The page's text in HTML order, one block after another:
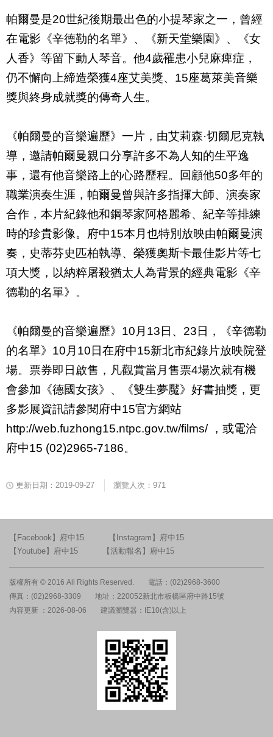
帕爾曼是20世紀後期最出色的小提琴家之一，曾經
在電影《辛德勒的名單》、《新天堂樂園》、《女
人香》等留下動人琴音。他4歲罹患小兒麻痺症，
仍不懈向上締造榮獲4座艾美獎、 15座葛萊美音樂
獎與終身成就獎的傳奇人生。
《帕爾曼的音樂遍歷》一片，由艾莉森·切爾尼克執
導，邀請帕爾曼親口分享許多不為人知的生平逸
事，還有他音樂路上的心路歷程。
回顧他50多年的
職業演奏生涯，帕爾曼曾與許多指揮大師、演奏家
合作，本片紀錄他和鋼琴家阿格麗希、紀辛等排練
時的珍貴影像。府中15本月也特別放映由帕爾曼演
奏，史蒂芬史匹柏執導、榮獲奧斯卡最佳影片等七
項大獎，以納粹屠殺猶太人為背景的經典電影《辛
德勒的名單》。
《帕爾曼的音樂遍歷》 10 月 13 日、 23 日，《辛德勒
的名單》 10 月 10 日在府中15新北市紀錄片放映院登
場。 票券即日啟售，凡觀賞當月售票4場次就有機
會參加《德國女孩》、《雙生夢魘》好書抽獎，更
多影展資訊請參閱府中15官方網站
http://web.fuzhong15.ntpc.gov.tw/films/ ，或電洽
府中15 (02)2965-7186。
更新日期：2019-09-27 瀏覽人次：971
【Facebook】府中15
【Instagram】府中15
【Youtube】府中15
【活動報名】府中15
版權所有 © 2016 All Rights Reserved.
電話：(02)2968-3600
傳真：(02)2968-3309
地址：220052新北市板橋區府中路15號
內容更新 ：2026-08-06
建議瀏覽器：IE10(含)以上